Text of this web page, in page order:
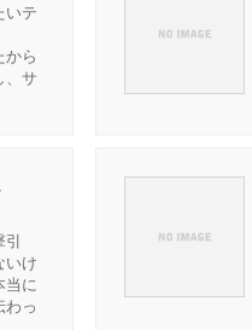
いテ
から
、サ
引
いけ
当に
わっ